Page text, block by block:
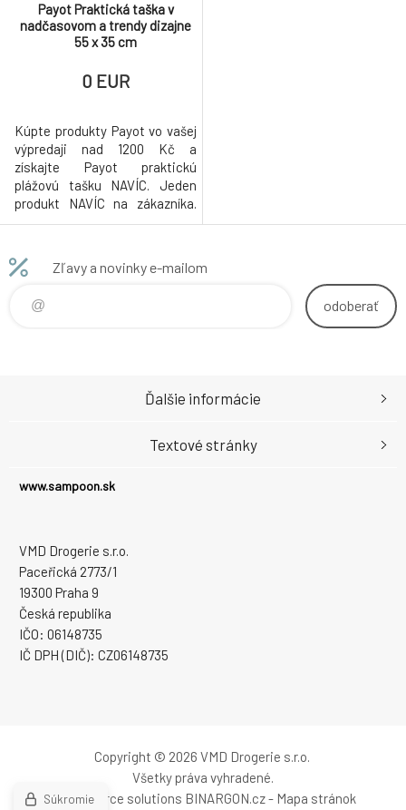
Payot Praktická taška v
nadčasovom a trendy dizajne
55 x 35 cm
0 EUR
Kúpte produkty Payot vo vašej
výpredaji nad 1200 Kč a
získajte Payot praktickú
plážovú tašku NAVÍC. Jeden
produkt NAVÍC na zákazníka.
Akcia platí do vypredania
Zľavy a novinky e-mailom
odoberať
www.sampoon.sk
VMD Drogerie s.r.o.
Paceřická 2773/1
19300 Praha 9
Česká republika
IČO: 06148735
IČ DPH (DIČ): CZ06148735
Ďalšie informácie
Textové stránky
Copyright © 2026 VMD Drogerie s.r.o.
Všetky práva vyhradené.
Ecommerce solutions BINARGON.cz- Mapa stránok
Súkromie